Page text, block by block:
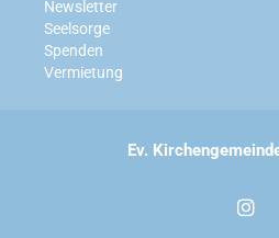
Newsletter
Seelsorge
Spenden
Vermietung
Ev.